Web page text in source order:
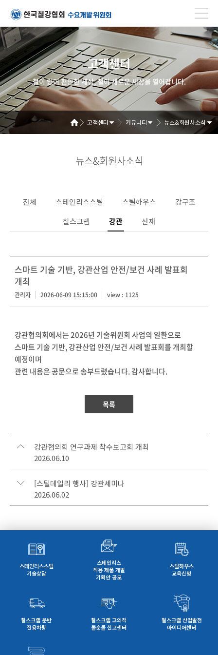
고객센터
철이 있어 편안한 세상, 철이 새로운 세상을 열어갑니다.
고객센터 커뮤니티 뉴스&회원사소식
뉴스&회원사소식
전체 스테인리스스틸 스틸하우스
강구조
철스크랩
강관 선재
스마트 기술 기반, 강관산업 안전/보건 사례 발표회
개최
관리자 2026-06-09 15:15:00 view : 1125
강관협의회에서는 2026년 기술위원회 사업의 일환으로
스마트 기술 기반, 강관산업 안전/보건 사례 발표회를 개최할
예정이며
관련 내용은 공문으로 송부드렸습니다. 감사합니다.
목록
강관협의회 연구과제 착수보고회 개최
2026.06.10
[스틸데일리 행사] 강관세미나
2026.06.02
스테인리스스틸
기술상담
스테인리스
적용 제품 개발
기획안 공모
스틸하우스
교육신청
철스크랩 운반
전용차량
철스크랩 고의적
불순물 신고센터
철스크랩 산업발전
아이디어센터